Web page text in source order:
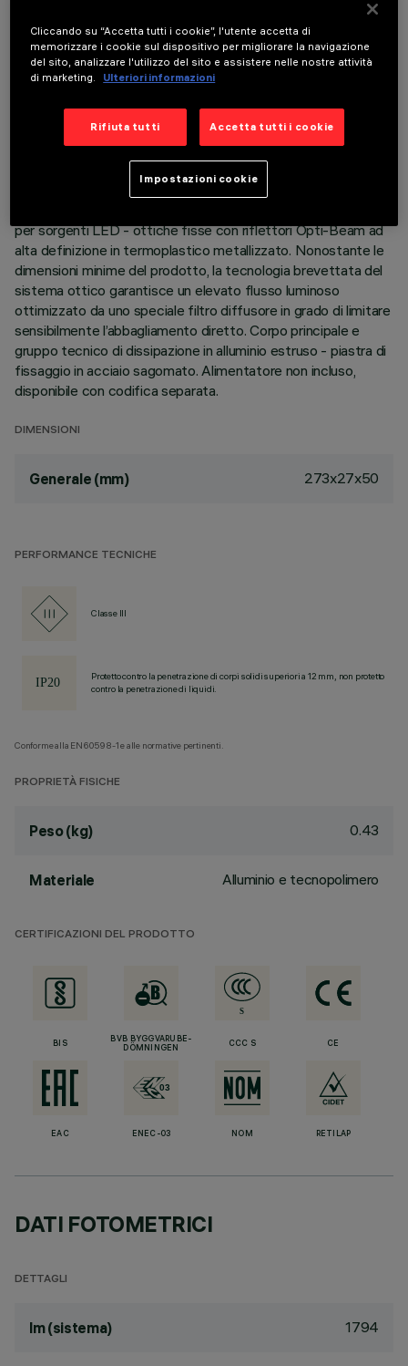
DATI TECNICI
ULTIMO AGGIORNAMENTO: 05/08/2026
per sorgenti LED - ottiche fisse con riflettori Opti-Beam ad
alta definizione in termoplastico metallizzato. Nonostante le
dimensioni minime del prodotto, la tecnologia brevettata del
sistema ottico garantisce un elevato flusso luminoso
ottimizzato da uno speciale filtro diffusore in grado di limitare
sensibilmente l’abbagliamento diretto. Corpo principale e
gruppo tecnico di dissipazione in alluminio estruso - piastra di
fissaggio in acciaio sagomato. Alimentatore non incluso,
disponibile con codifica separata.
DIMENSIONI
Generale (mm) 273x27x50
PERFORMANCE TECNICHE
Classe III
Protetto contro la penetrazione di corpi solidi superiori a 12 mm, non protetto
contro la penetrazione di liquidi.
Conforme alla EN60598-1 e alle normative pertinenti.
PROPRIETÀ FISICHE
Peso (kg) 0.43
Materiale Alluminio e tecnopolimero
CERTIFICAZIONI DEL PRODOTTO
BIS
BVB BYGGVARUBE-
DÖMNINGEN
CCC S CE
EAC ENEC-03 NOM RETILAP
DATI FOTOMETRICI
DETTAGLI
lm (sistema) 1794
Cliccando su “Accetta tutti i cookie”, l'utente accetta di
memorizzare i cookie sul dispositivo per migliorare la navigazione
del sito, analizzare l'utilizzo del sito e assistere nelle nostre attività
di marketing.
Ulteriori informazioni
Rifiuta tutti Accetta tutti i cookie
Impostazioni cookie